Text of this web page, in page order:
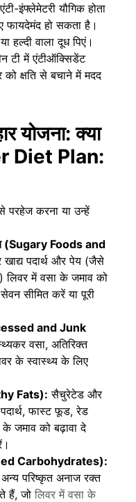
इंफ्लेमेटरी यौगिक होता
फायदेमंद हो सकता है।
हल्दी वाला दूध पिएं।
टी में एंटीऑक्सिडेंट
को क्षति से बचाने में मदद
योजना: क्या
Diet Plan:
परहेज करना या उन्हें
(Sugary Foods and
पदार्थ और पेय (जैसे
लिवर में वसा के जमाव को
सीमित करें या पूरी
and Junk
वसा, अतिरिक्त
के स्वास्थ्य के लिए
Fats): सैचुरेटेड और
फास्ट फूड, रेड
जमाव को बढ़ावा दे
Carbohydrates):
परिष्कृत अनाज रक्त
हैं, जो लिवर में वसा के